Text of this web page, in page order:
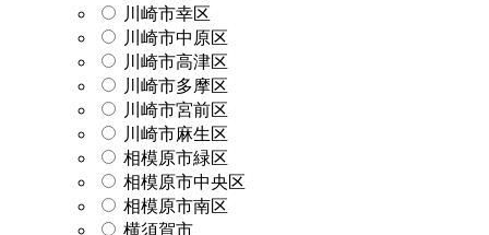
川崎市幸区
川崎市中原区
川崎市高津区
川崎市多摩区
川崎市宮前区
川崎市麻生区
相模原市緑区
相模原市中央区
相模原市南区
横須賀市